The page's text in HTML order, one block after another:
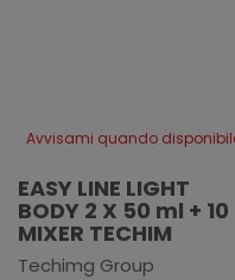
Avvisami quando
EASY LINE LIGHT
BODY 2 X 50 ml + 10
MIXER TECHIM
Techimg Group